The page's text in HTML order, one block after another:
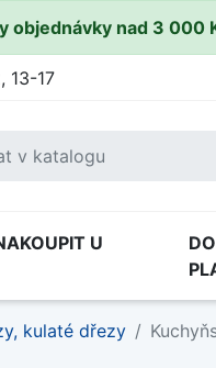
objednávky nad 3 000
13-17
U
kulaté dřezy